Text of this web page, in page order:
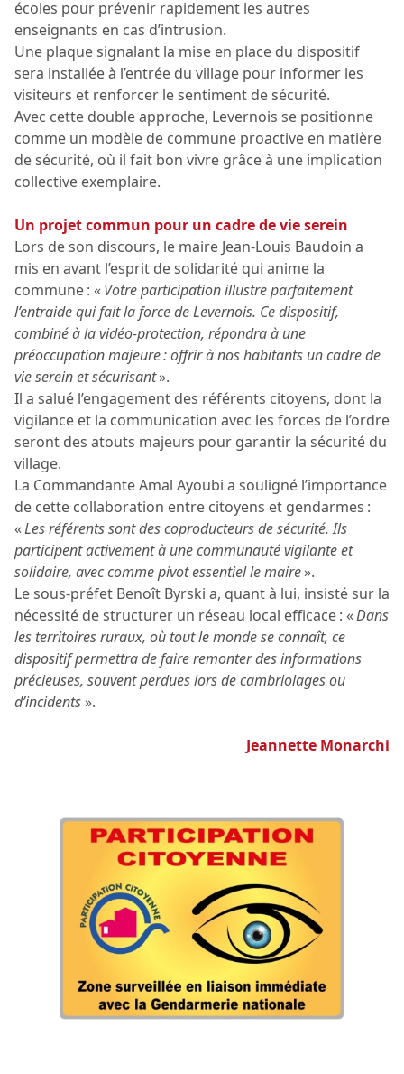
écoles pour prévenir rapidement les autres
enseignants en cas d’intrusion.
Une plaque signalant la mise en place du dispositif
sera installée à l’entrée du village pour informer les
visiteurs et renforcer le sentiment de sécurité.
Avec cette double approche, Levernois se positionne
comme un modèle de commune proactive en matière
de sécurité, où il fait bon vivre grâce à une implication
collective exemplaire.
Un projet commun pour un cadre de vie serein
Lors de son discours, le maire Jean-Louis Baudoin a
mis en avant l’esprit de solidarité qui anime la
commune : «Votre participation illustre parfaitement
l’entraide qui fait la force de Levernois. Ce dispositif,
combiné à la vidéo-protection, répondra à une
préoccupation majeure : offrir à nos habitants un cadre de
vie serein et sécurisant».
Il a salué l’engagement des référents citoyens, dont la
vigilance et la communication avec les forces de l’ordre
seront des atouts majeurs pour garantir la sécurité du
village.
La Commandante Amal Ayoubi a souligné l’importance
de cette collaboration entre citoyens et gendarmes :
«Les référents sont des coproducteurs de sécurité. Ils
participent activement à une communauté vigilante et
solidaire, avec comme pivot essentiel le maire».
Le sous-préfet Benoît Byrski a, quant à lui, insisté sur la
nécessité de structurer un réseau local efficace : «Dans
les territoires ruraux, où tout le monde se connaît, ce
dispositif permettra de faire remonter des informations
précieuses, souvent perdues lors de cambriolages ou
d’incidents ».
Jeannette Monarchi